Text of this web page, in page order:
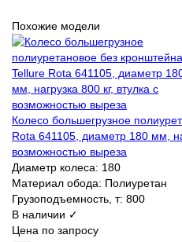
Похожие модели
Колесо большегрузное
Rota 641105, диаметр 180 мм,
возможностью выреза
Диаметр колеса: 180
Материал обода: Полиуретан
Грузоподъемность, т: 800
В наличии ✓
Цена по запросу